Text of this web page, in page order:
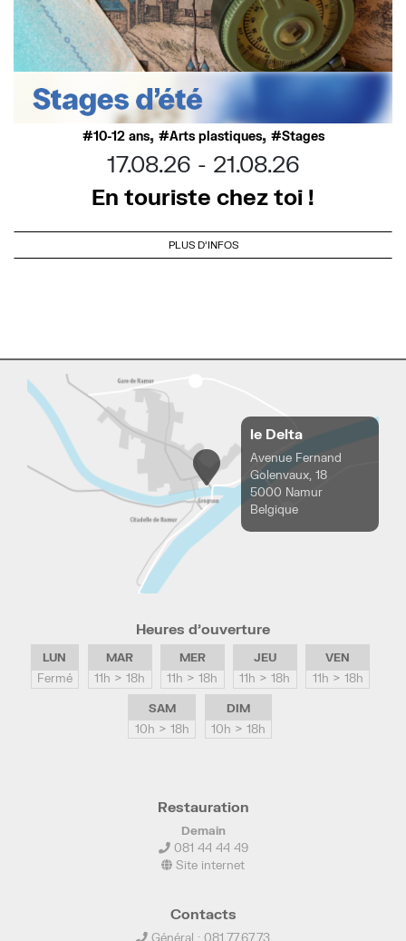
10-12 ans, Arts plastiques, Stages
17.08.26
21.08.26
En touriste chez toi !
PLUS D'INFOS
le Delta
Avenue Fernand
Golenvaux, 18
5000 Namur
Belgique
Heures d’ouverture
LUN
Fermé
MAR
11h > 18h
MER
11h > 18h
JEU
11h > 18h
VEN
11h > 18h
SAM
10h > 18h
DIM
10h > 18h
Restauration
Demain
081 44 44 49
Site internet
Contacts
Général : 081.77.67.73